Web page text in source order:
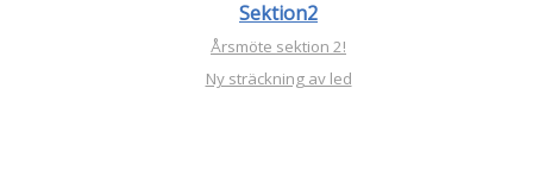
Sektion2
Årsmöte sektion 2!
Ny sträckning av led